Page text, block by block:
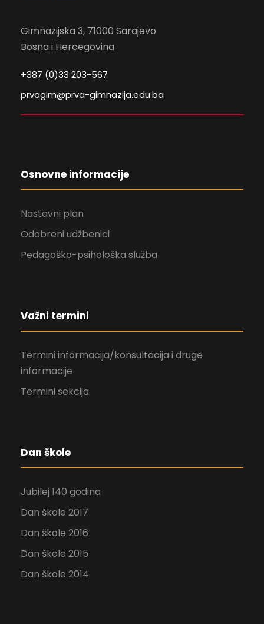
Gimnazijska 3, 71000 Sarajevo
Bosna i Hercegovina
+387 (0)33 203-567
prvagim@prva-gimnazija.edu.ba
Osnovne informacije
Nastavni plan
Odobreni udžbenici
Pedagoško-psihološka služba
Važni termini
Termini informacija/konsultacija i druge
informacije
Termini sekcija
Dan škole
Jubilej 140 godina
Dan škole 2017
Dan škole 2016
Dan škole 2015
Dan škole 2014